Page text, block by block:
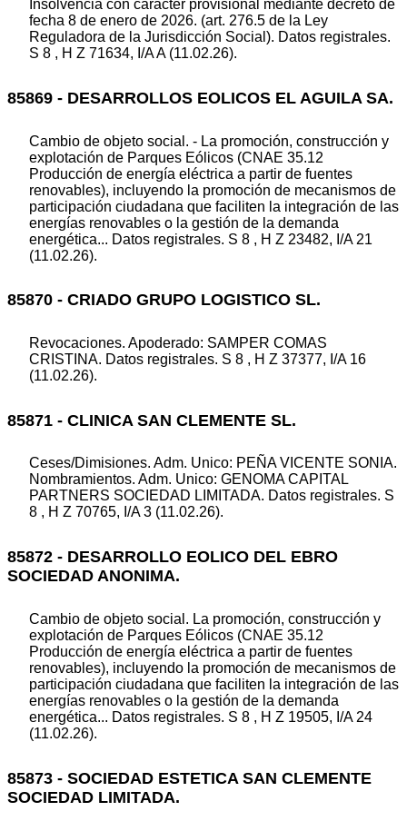
Insolvencia con carácter provisional mediante decreto de
fecha 8 de enero de 2026. (art. 276.5 de la Ley
Reguladora de la Jurisdicción Social). Datos registrales.
S 8 , H Z 71634, I/A A (11.02.26).
85869 - DESARROLLOS EOLICOS EL AGUILA SA.
Cambio de objeto social. - La promoción, construcción y
explotación de Parques Eólicos (CNAE 35.12
Producción de energía eléctrica a partir de fuentes
renovables), incluyendo la promoción de mecanismos de
participación ciudadana que faciliten la integración de las
energías renovables o la gestión de la demanda
energética... Datos registrales. S 8 , H Z 23482, I/A 21
(11.02.26).
85870 - CRIADO GRUPO LOGISTICO SL.
Revocaciones. Apoderado: SAMPER COMAS
CRISTINA. Datos registrales. S 8 , H Z 37377, I/A 16
(11.02.26).
85871 - CLINICA SAN CLEMENTE SL.
Ceses/Dimisiones. Adm. Unico: PEÑA VICENTE SONIA.
Nombramientos. Adm. Unico: GENOMA CAPITAL
PARTNERS SOCIEDAD LIMITADA. Datos registrales. S
8 , H Z 70765, I/A 3 (11.02.26).
85872 - DESARROLLO EOLICO DEL EBRO
SOCIEDAD ANONIMA.
Cambio de objeto social. La promoción, construcción y
explotación de Parques Eólicos (CNAE 35.12
Producción de energía eléctrica a partir de fuentes
renovables), incluyendo la promoción de mecanismos de
participación ciudadana que faciliten la integración de las
energías renovables o la gestión de la demanda
energética... Datos registrales. S 8 , H Z 19505, I/A 24
(11.02.26).
85873 - SOCIEDAD ESTETICA SAN CLEMENTE
SOCIEDAD LIMITADA.